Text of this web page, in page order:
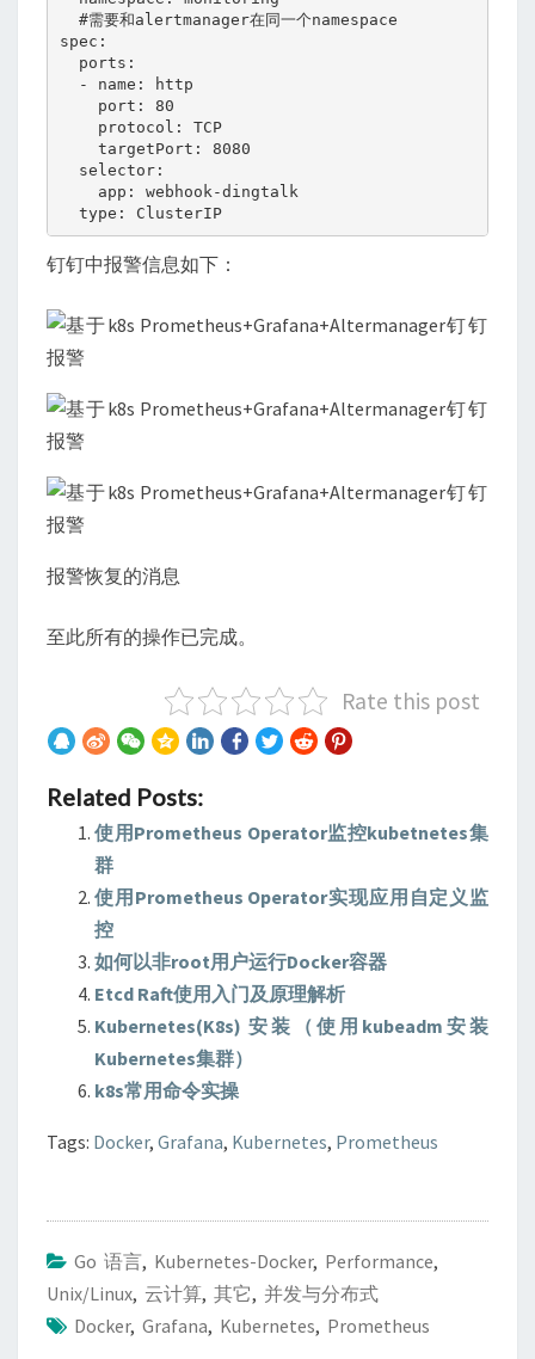
  #需要和alertmanager在同一个namespace
spec:
  ports:
  - name: http
    port: 80
    protocol: TCP
    targetPort: 8080
  selector:
    app: webhook-dingtalk
  type: ClusterIP
钉钉中报警信息如下：
报警恢复的消息
至此所有的操作已完成。
Rate this post
Related Posts:
使用Prometheus Operator监控kubetnetes集
群
使用Prometheus Operator实现应用自定义监
控
如何以非root用户运行Docker容器
Etcd Raft使用入门及原理解析
Kubernetes(K8s) 安装（使用kubeadm安装
Kubernetes集群）
k8s常用命令实操
Tags: Docker, Grafana, Kubernetes, Prometheus
Go 语言, Kubernetes-Docker, Performance,
Unix/Linux, 云计算, 其它, 并发与分布式
Docker, Grafana, Kubernetes, Prometheus